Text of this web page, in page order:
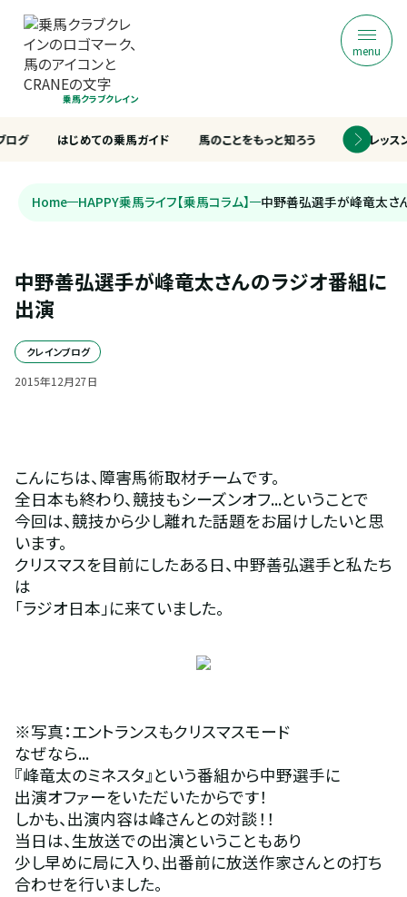
乗馬クラブクレイン
menu
はじめての乗馬ガイド 馬のことをもっと知ろう 乗馬レッス
ログ
Home HAPPY乗馬ライフ【乗馬コラム】 中野善弘選手が峰竜太さ
中野善弘選手が峰竜太さんのラジオ番組に
出演
クレインブログ
2015年12月27日
こんにちは、障害馬術取材チームです。
全日本も終わり、競技もシーズンオフ...ということで
今回は、競技から少し離れた話題をお届けしたいと思
います。
クリスマスを目前にしたある日、中野善弘選手と私たち
は
「ラジオ日本」に来ていました。
※写真：エントランスもクリスマスモード
なぜなら...
『峰竜太のミネスタ』という番組から中野選手に
出演オファーをいただいたからです！
しかも、出演内容は峰さんとの対談！！
当日は、生放送での出演ということもあり
少し早めに局に入り、出番前に放送作家さんとの打ち
合わせを行いました。